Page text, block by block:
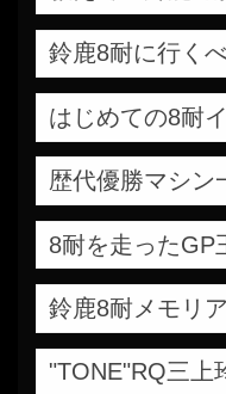
鈴鹿8耐に行く
はじめての8耐
歴代優勝マシン
8耐を走ったGP
鈴鹿8耐メモリ
"TONE"RQ三上